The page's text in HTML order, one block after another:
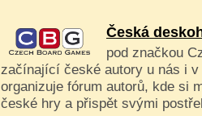
Česká
pod značkou
začínající české autory u nás i
organizuje fórum autorů, kde si
české hry a přispět svými